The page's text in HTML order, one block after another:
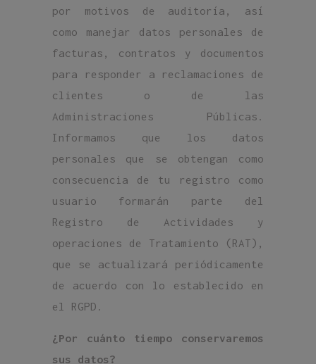
por motivos de auditoría, así
como manejar datos personales de
facturas, contratos y documentos
para responder a reclamaciones de
clientes o de las
Administraciones Públicas.
Informamos que los datos
personales que se obtengan como
consecuencia de tu registro como
usuario formarán parte del
Registro de Actividades y
operaciones de Tratamiento (RAT),
que se actualizará periódicamente
de acuerdo con lo establecido en
el RGPD.
¿Por cuánto tiempo conservaremos
sus datos?